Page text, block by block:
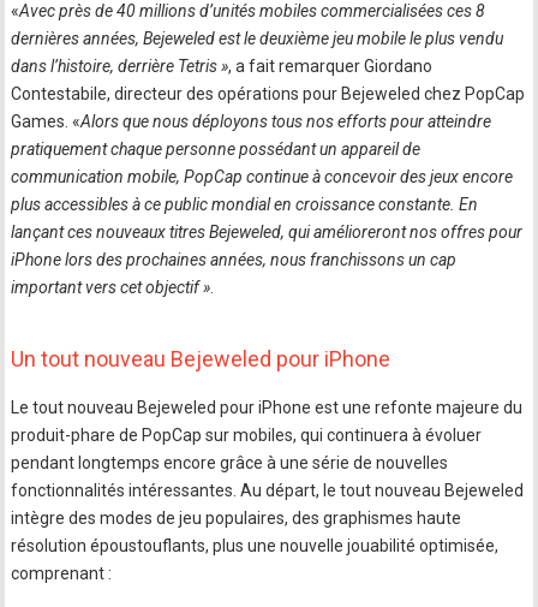
«Avec près de 40 millions d’unités mobiles commercialisées ces 8
dernières années, Bejeweled est le deuxième jeu mobile le plus vendu
dans l’histoire, derrière Tetris », a fait remarquer Giordano
Contestabile, directeur des opérations pour Bejeweled chez PopCap
Games. «Alors que nous déployons tous nos efforts pour atteindre
pratiquement chaque personne possédant un appareil de
communication mobile, PopCap continue à concevoir des jeux encore
plus accessibles à ce public mondial en croissance constante. En
lançant ces nouveaux titres Bejeweled, qui amélioreront nos offres pour
iPhone lors des prochaines années, nous franchissons un cap
important vers cet objectif »
Un tout nouveau Bejeweled pour iPhone
Le tout nouveau Bejeweled pour iPhone est une refonte majeure du
produit-phare de PopCap sur mobiles, qui continuera à évoluer
pendant longtemps encore grâce à une série de nouvelles
fonctionnalités intéressantes. Au départ, le tout nouveau Bejeweled
intègre des modes de jeu populaires, des graphismes haute
résolution époustouflants, plus une nouvelle jouabilité optimisée,
comprenant :